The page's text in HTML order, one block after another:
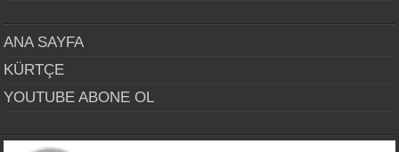
ANA SAYFA
KÜRTÇE
YOUTUBE ABONE OL